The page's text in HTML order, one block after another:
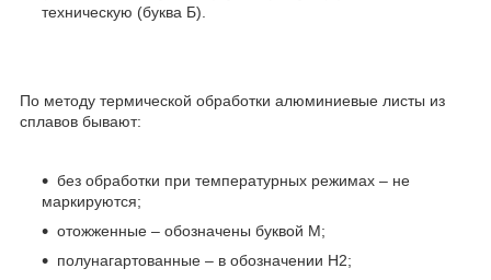
техническую (буква Б).
По методу термической обработки алюминиевые листы из
сплавов бывают:
без обработки при температурных режимах – не
маркируются;
отожженные – обозначены буквой М;
полунагартованные – в обозначении Н2;